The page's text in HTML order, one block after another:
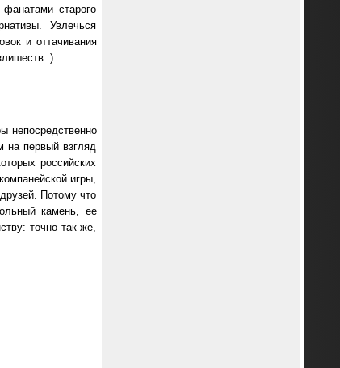
старого
Увлечься
и оттачивания
:)
непосредственно
на первый взгляд
российских
игры,
Потому что
камень, ее
точно так же,